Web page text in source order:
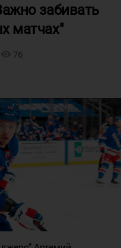
забивать
матчах"
76